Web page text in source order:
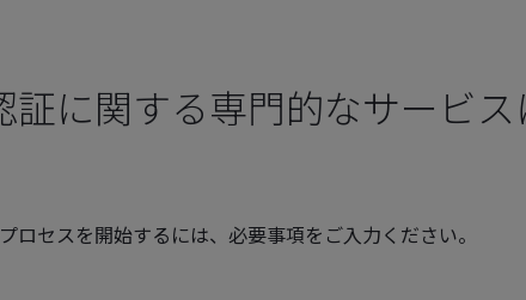
証に関する専門的なサービ
ロセスを開始するには、必要事項をご入力ください。